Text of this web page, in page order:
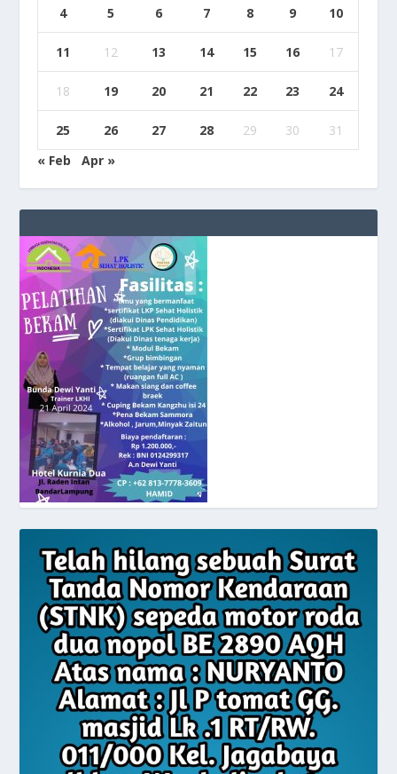
4 5 6 7 8 9 10
11 12 13 14 15 16 17
18 19 20 21 22 23 24
25 26 27 28 29 30
31
« Feb
Apr »